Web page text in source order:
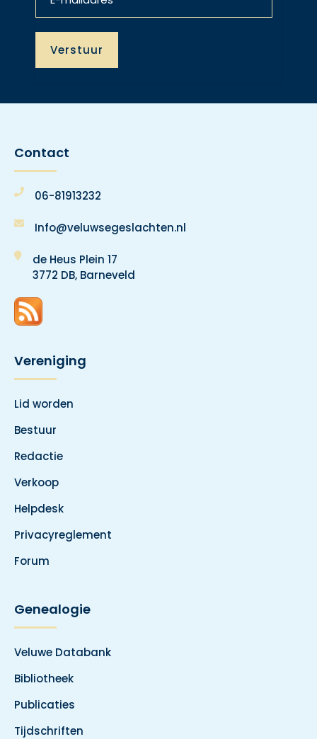
Contact
06-81913232
Info@veluwsegeslachten.nl
de Heus Plein 17
3772 DB, Barneveld
Vereniging
Lid worden
Bestuur
Redactie
Verkoop
Helpdesk
Privacyreglement
Forum
Genealogie
Veluwe Databank
Bibliotheek
Publicaties
Tijdschriften